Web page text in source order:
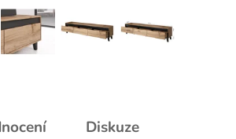
Diskuze